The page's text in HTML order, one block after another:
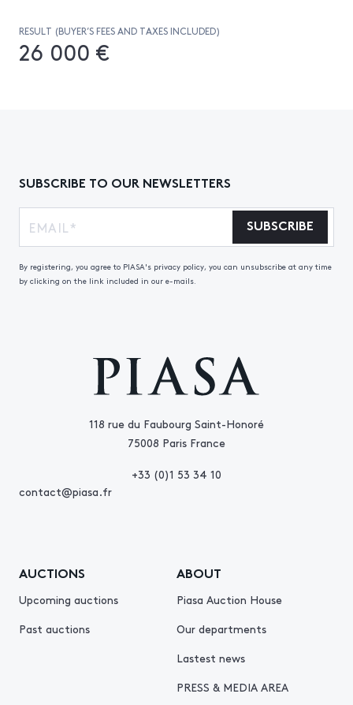
RESULT (BUYER’S FEES AND TAXES INCLUDED)
26 000 €
118 rue du Faubourg Saint-Honoré
75008 Paris France
+33 (0)1 53 34 10
contact@piasa.fr
AUCTIONS
Upcoming auctions
Past auctions
ABOUT
Piasa Auction House
Our departments
Lastest news
PRESS & MEDIA AREA
SUBSCRIBE TO OUR NEWSLETTERS
SUBSCRIBE
By registering, you agree to PIASA's privacy policy, you can unsubscribe at any time
by clicking on the link included in our e-mails.